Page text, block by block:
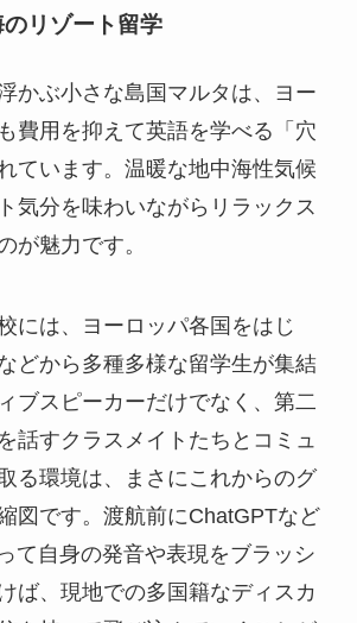
リゾート留学
かぶ小さな島国マルタは、ヨー
費用を抑えて英語を学べる「穴
ています。温暖な地中海性気候
気分を味わいながらリラックス
が魅力です。
には、ヨーロッパ各国をはじ
どから多種多様な留学生が集結
ブスピーカーだけでなく、第二
話すクラスメイトたちとコミュ
る環境は、まさにこれからのグ
図です。渡航前にChatGPTなど
て自身の発音や表現をブラッシ
ば、現地での多国籍なディスカ